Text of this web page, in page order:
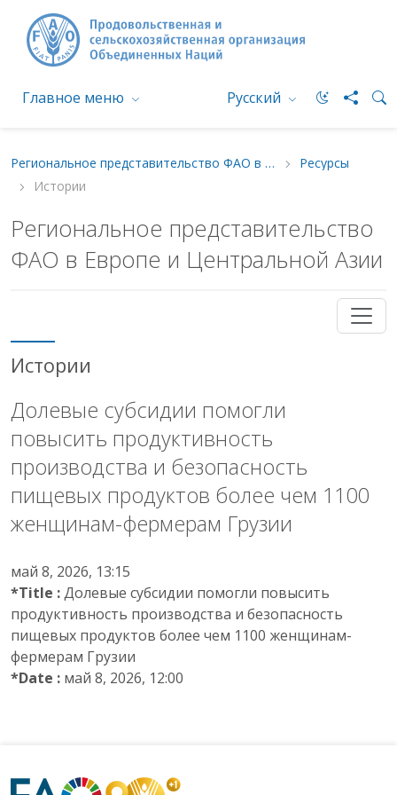
Главное меню Русский
Региональное представительство ФАО в Европе и Центральной Азии
Ресурсы
Истории
Региональное представительство
ФАО в Европе и Центральной Азии
Истории
Долевые субсидии помогли
повысить продуктивность
производства и безопасность
пищевых продуктов более чем 1100
женщинам-фермерам Грузии
май 8, 2026, 13:15
*Title :Долевые субсидии помогли повысить
продуктивность производства и безопасность
пищевых продуктов более чем 1100 женщинам-
фермерам Грузии
*Date : май 8, 2026, 12:00